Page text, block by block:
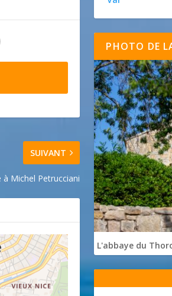
SUIVANT
à Michel Petrucciani
PHOTO DE
L'abbaye du